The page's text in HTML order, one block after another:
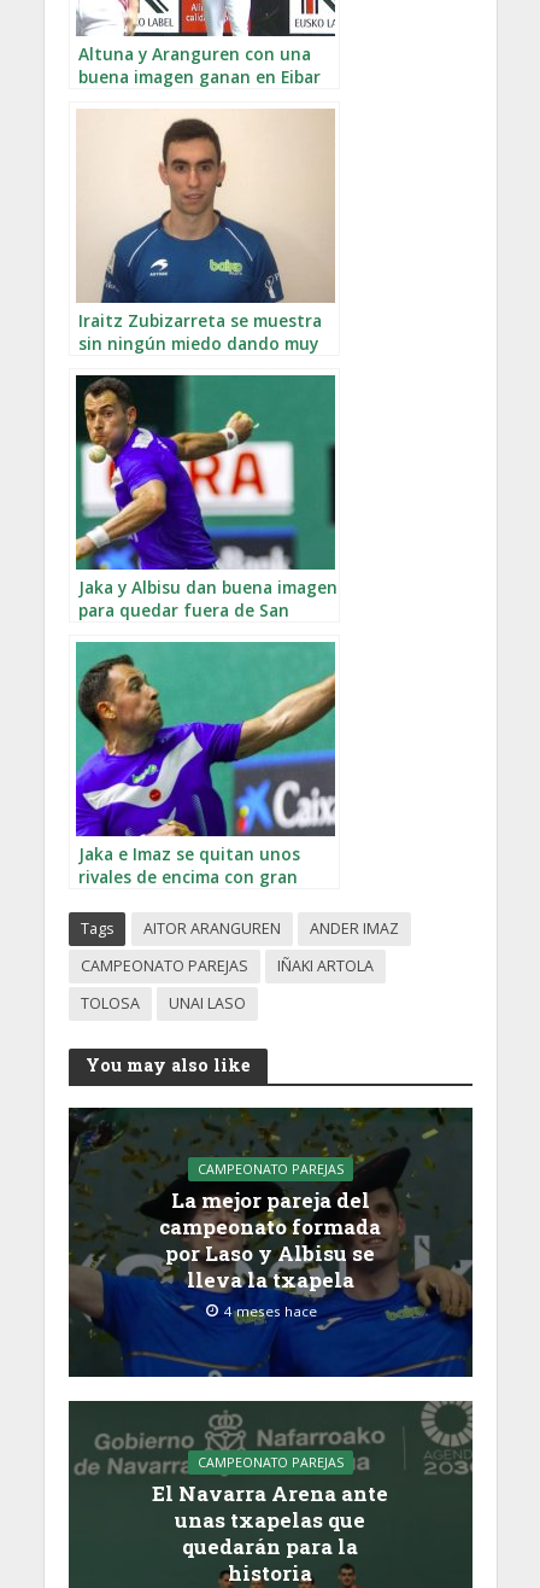
Altuna y Aranguren con una
buena imagen ganan en Eibar
Iraitz Zubizarreta se muestra
sin ningún miedo dando muy
Jaka y Albisu dan buena imagen
para quedar fuera de San
Jaka e Imaz se quitan unos
rivales de encima con gran
Tags AITOR ARANGUREN
ANDER IMAZ
CAMPEONATO PAREJAS
IÑAKI ARTOLA
TOLOSA
UNAI LASO
You may also like
CAMPEONATO PAREJAS
La mejor pareja del
campeonato formada
por Laso y Albisu se
lleva la txapela
4 meses hace
CAMPEONATO PAREJAS
El Navarra Arena ante
unas txapelas que
quedarán para la
historia